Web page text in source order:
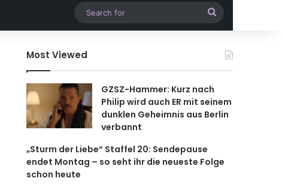
for
Most Viewed
GZSZ-Hammer: Kurz nach
Philip wird auch ER mit seinem
dunklen Geheimnis aus Berlin
verbannt
„Sturm der Liebe“ Staffel 20: Sendepause
endet Montag – so seht ihr die neueste Folge
schon heute